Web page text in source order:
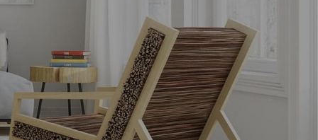
Les produits LED de Blog
RECENT POSTS
DEL de Philips TL armaturen